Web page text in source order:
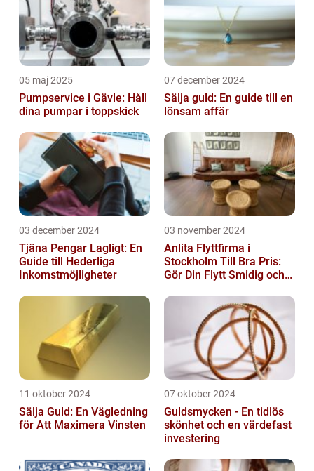
05 maj 2025
Pumpservice i Gävle: Håll
dina pumpar i toppskick
07 december 2024
Sälja guld: En guide till en
lönsam affär
03 december 2024
Tjäna Pengar Lagligt: En
Guide till Hederliga
Inkomstmöjligheter
03 november 2024
Anlita Flyttfirma i
Stockholm Till Bra Pris:
Gör Din Flytt Smidig och
11 oktober 2024
Sälja Guld: En Vägledning
för Att Maximera Vinsten
07 oktober 2024
Guldsmycken - En tidlös
skönhet och en värdefast
investering